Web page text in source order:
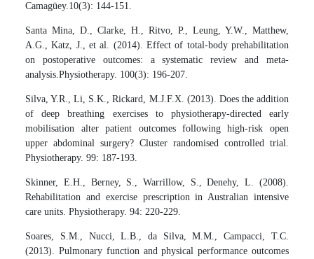
Camagüey.10(3): 144-151.
Santa Mina, D., Clarke, H., Ritvo, P., Leung, Y.W., Matthew,
A.G., Katz, J., et al. (2014). Effect of total-body prehabilitation
on postoperative outcomes: a systematic review and meta-
analysis.Physiotherapy. 100(3): 196-207.
Silva, Y.R., Li, S.K., Rickard, M.J.F.X. (2013). Does the addition
of deep breathing exercises to physiotherapy-directed early
mobilisation alter patient outcomes following high-risk open
upper abdominal surgery? Cluster randomised controlled trial.
Physiotherapy. 99: 187-193.
Skinner, E.H., Berney, S., Warrillow, S., Denehy, L. (2008).
Rehabilitation and exercise prescription in Australian intensive
care units. Physiotherapy. 94: 220-229.
Soares, S.M., Nucci, L.B., da Silva, M.M., Campacci, T.C.
(2013). Pulmonary function and physical performance outcomes